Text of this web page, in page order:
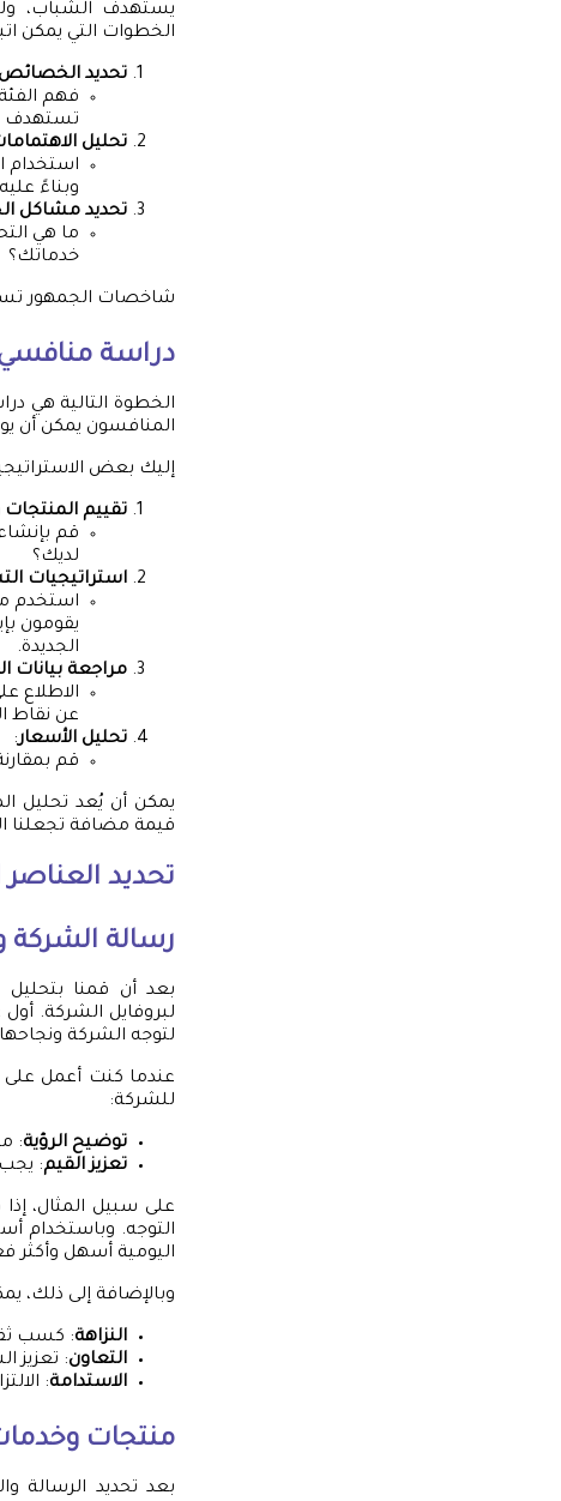
يستهدف الشباب،
الخطوات التي يمكن
تحديد الخصائص
فهم
تستهدف
تحليل
استخدام
وبناءً
تحديد مشاكل
ما هي
خدماتك؟
شاخصات الجمهور
دراسة
الخطوة التالية هي
المنافسون يمكن أن
إليك بعض
تقييم
قم
لديك؟
استراتيجيات
استخدم
يقومون
الجديدة.
مراجعة بيانات
الاطلاع
عن نقاط
تحليل الأسعار:
قم
يمكن أن يُعد تحليل
قيمة مضافة تجعلنا
تحديد العناصر
رسالة الشركة
بعد أن قمنا
لبروفايل الشركة.
لتوجه الشركة
عندما كنت أعمل على
للشركة:
توضيح الرؤية:
تعزيز القيم: يجب
على سبيل المثال،
التوجه. وباستخدام
اليومية أسهل وأكثر
وبالإضافة إلى ذلك،
النزاهة: كسب
التعاون: تعزيز
الاستدامة:
منتجات
بعد تحديد الرسالة